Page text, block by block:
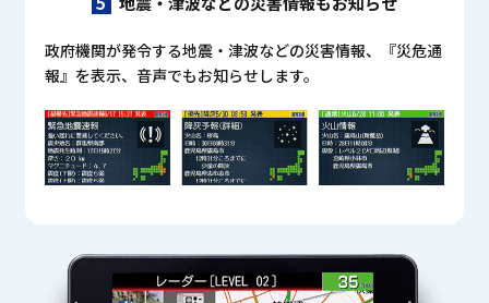
政府機関が発令する地震・津波などの災害情報、『災危通
報』を表示、音声でもお知らせします。